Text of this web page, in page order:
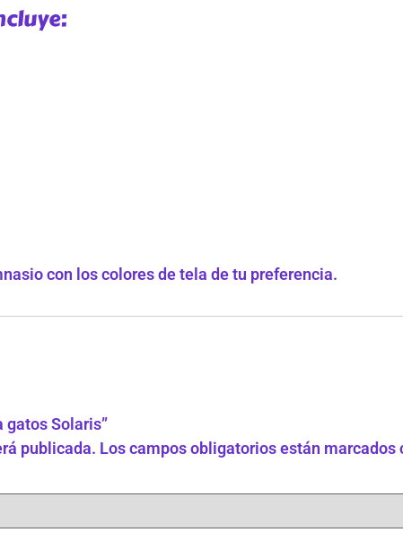
con los colores de tela de tu preferencia.
gatos Solaris”
publicada. Los campos obligatorios están marcados